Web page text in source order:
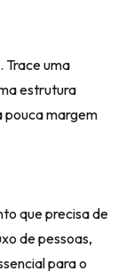
Trace uma
estrutura
pouca margem
que precisa de
de pessoas,
para o